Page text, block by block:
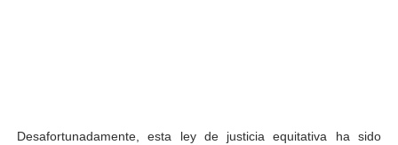
Desafortunadamente, esta ley de justicia equitativa ha sido